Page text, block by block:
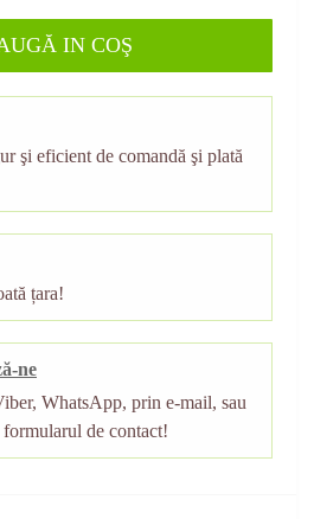
IN COŞ
şi eficient de comandă şi plată
țara!
ne
WhatsApp, prin e-mail, sau
de contact!